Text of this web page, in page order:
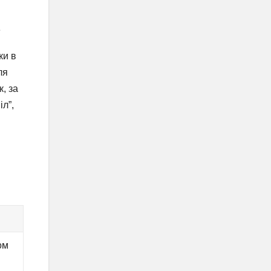
в
за